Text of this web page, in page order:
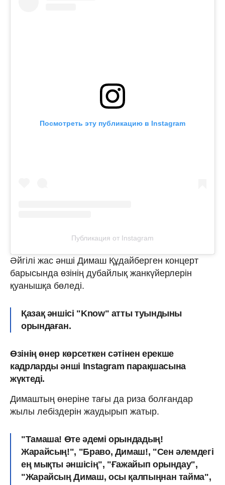
Посмотреть эту публикацию в Instagram
Публикация от Instagram
Әйгілі жас әнші Димаш Құдайберген концерт
барысында өзінің дубайлық жанкүйерлерін
қуанышқа бөледі.
Қазақ әншісі "Know" атты туындыны
орындаған.
Өзінің өнер көрсеткен сәтінен ерекше
кадрларды әнші Instagram парақшасына
жүктеді.
Димаштың өнеріне тағы да риза болғандар
жылы лебіздерін жаудырып жатыр.
"Тамаша! Өте әдемі орындадың!
Жарайсың!", "Браво, Димаш!, "Сен әлемдегі
ең мықты әншісің", "Ғажайып орындау",
"Жарайсың Димаш, осы қалпыңнан тайма",